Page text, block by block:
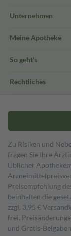
Unternehmen
Meine Apotheke
So geht's
Rechtliches
Zu Risiken und
fragen Sie Ihre
Üblicher
Preisempfehlung
beinhalten die
zzgl. 3,95 €
frei.
und Gratis-